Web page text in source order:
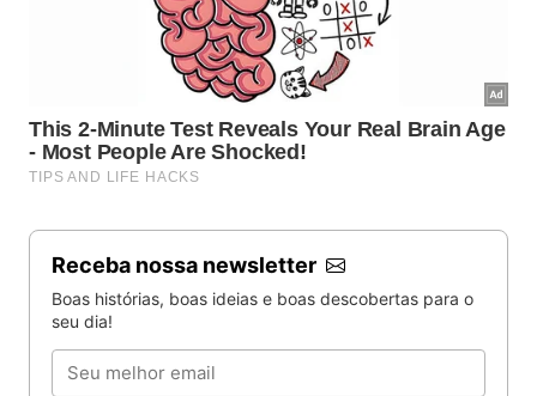
Receba nossa newsletter
Boas histórias, boas ideias e boas descobertas para o
seu dia!
Email